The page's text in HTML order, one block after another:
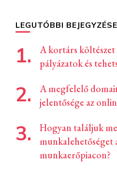
LEGUTÓBBI
A kortárs
pályázatok és
A megfelelő
jelentősége az
Hogyan találjuk
munkalehetőséget
munkaerőpiacon?